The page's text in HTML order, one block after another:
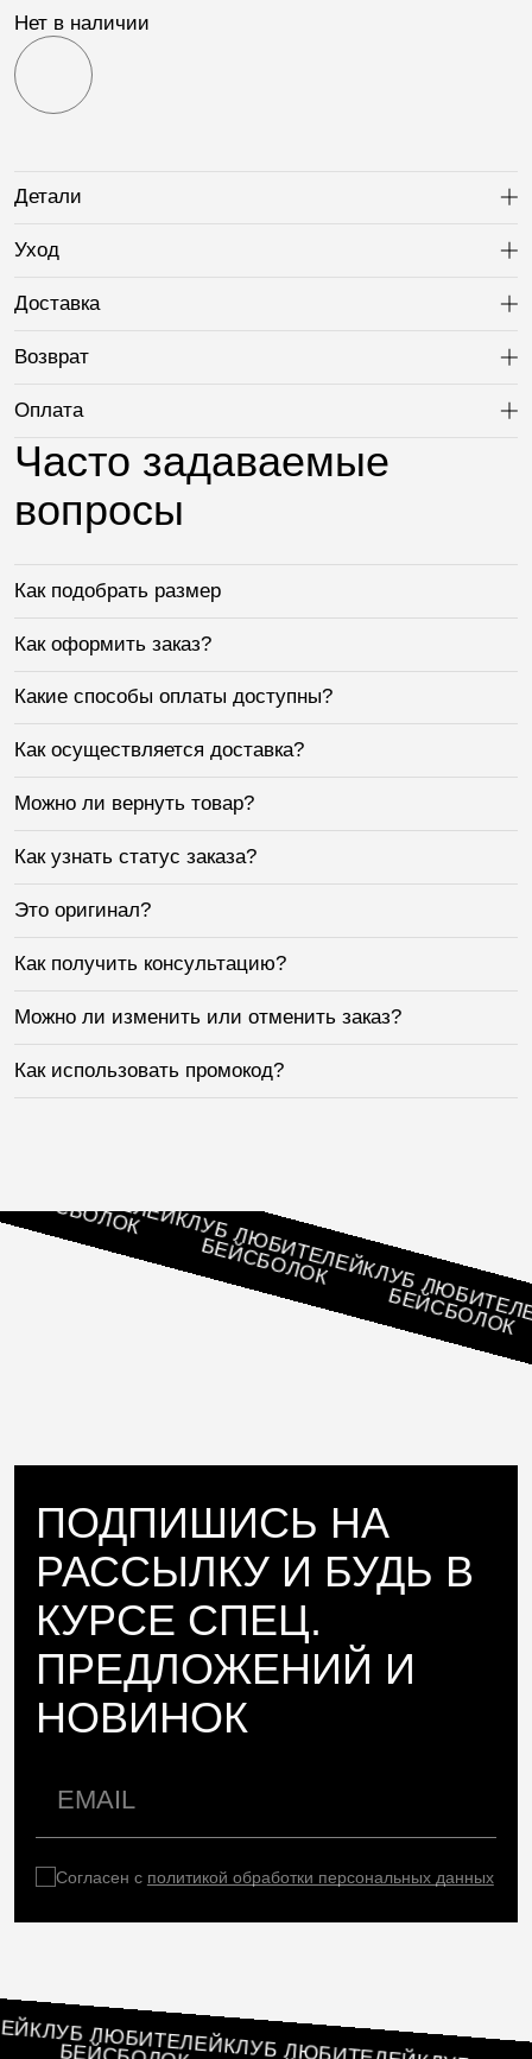
Нет в наличии
Детали
Уход
Доставка
Возврат
Оплата
Часто задаваемые
вопросы
Как подобрать размер
Как оформить заказ?
Какие способы оплаты доступны?
Как осуществляется доставка?
Можно ли вернуть товар?
Как узнать статус заказа?
Это оригинал?
Как получить консультацию?
Можно ли изменить или отменить заказ?
Как использовать промокод?
ПОДПИШИСЬ НА
РАССЫЛКУ И БУДЬ В
КУРСЕ СПЕЦ.
ПРЕДЛОЖЕНИЙ И
НОВИНОК
Согласен с политикой обработки персональных данных
КЛУБ ЛЮБИТЕЛЕЙ
БЕЙСБОЛОК КЛУБ ЛЮБИТЕЛЕЙ
БЕЙСБОЛОК
КЛУБ ЛЮБИТЕЛЕЙ